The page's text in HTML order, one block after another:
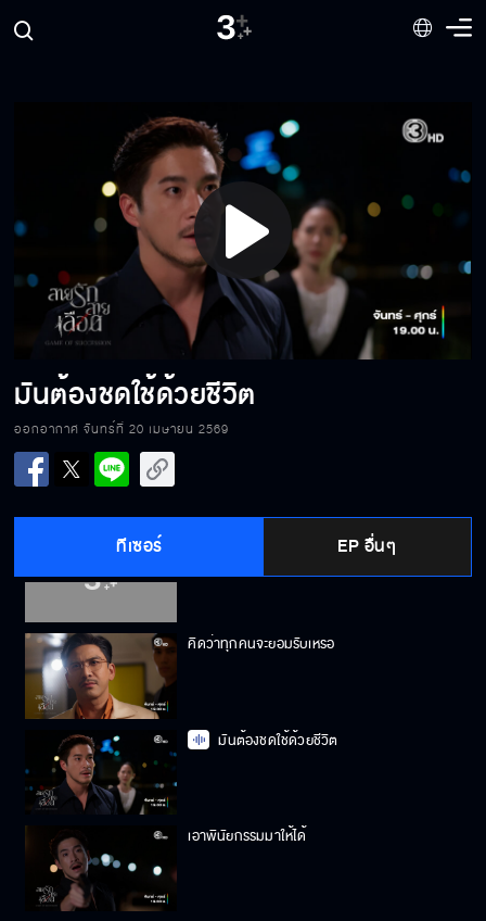
Play
Video
มันต้องชดใช้ด้วยชีวิต
ออกอากาศ จันทร์ที่ 20 เมษายน 2569
ทีเซอร์ EP อื่นๆ
ฉันเตือนเธอแล้วนะ
เราจบลงตรงนี้
ทำตามที่ผมขอได้ไหม
ผมขอยกที่ดินให้แก่เขาคนเดียว
คิดว่าทุกคนจะยอมรับเหรอ
มันต้องชดใช้ด้วยชีวิต
เอาพินัยกรรมมาให้ได้